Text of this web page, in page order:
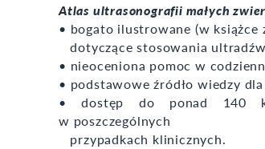
Atlas ultrasonografii małych
• bogato ilustrowane (w książce
dotyczące stosowania
• nieoceniona pomoc w
• podstawowe źródło wiedzy
• dostęp do ponad 140
w poszczególnych
przypadkach klinicznych.